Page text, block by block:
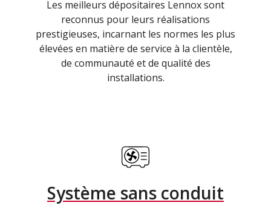
Les meilleurs dépositaires Lennox sont
reconnus pour leurs réalisations
prestigieuses, incarnant les normes les plus
élevées en matière de service à la clientèle,
de communauté et de qualité des
installations.
Système sans conduit